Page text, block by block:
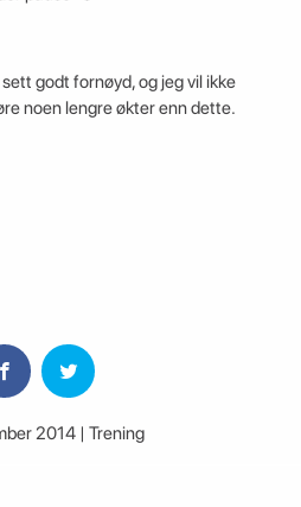
godt fornøyd, og jeg vil ikke
noen lengre økter enn dette.
2014 | Trening